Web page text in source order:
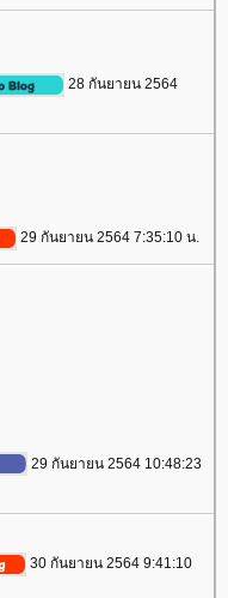
28 กันยายน 2564
29 กันยายน 2564 7:35:10 น.
29 กันยายน 2564 10:48:23
30 กันยายน 2564 9:41:10